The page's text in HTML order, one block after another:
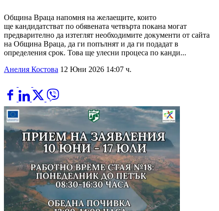
Община Враца напомня на желаещите, които
ще кандидатстват по обявената четвърта покана могат
предварително да изтеглят необходимите документи от сайта
на Община Враца, да ги попълнят и да ги подадат в
определения срок. Това ще улесни процеса по канди...
Анелия Костова 12 Юни 2026 14:07 ч.